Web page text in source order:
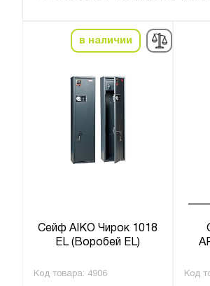
в наличии
Сейф AIKO Чирок 1018
EL (Воробей EL)
Код товара: 4906 Код